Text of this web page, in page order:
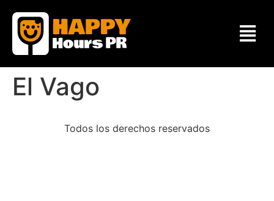
El Vago
Todos los derechos reservados